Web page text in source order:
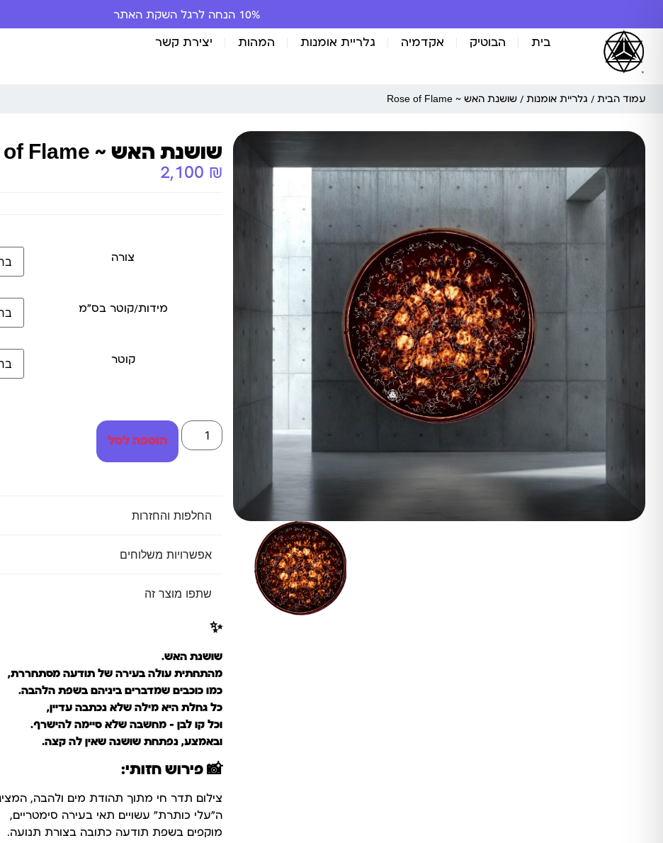
10% הנחה לרגל השקת האתר
בית הבוטיק אקדמיה גלריית אומנות המהות יצירת קשר
עמוד הבית / גלריית אומנות / שושנת האש ~ Rose of Flame
שושנת האש ~ Rose of Flame
2,100 ₪
צורה
מידות/קוטר בס״מ
קוטר
הוספה לסל
החלפות והחזרות
אפשרויות משלוחים
שתפו מוצר זה
✨
שושנת האש.
מהתחתית עולה בעירה של תודעה מסתחררת,
כמו כוכבים שמדברים ביניהם בשפת הלהבה.
כל גחלת היא מילה שלא נכתבה עדיין,
וכל קו לבן – מחשבה שלא סיימה להישרף.
ובאמצע, נפתחת שושנה שאין לה קצה.
📸פירוש חזותי:
צילום תדר חי מתוך תהודת מים ולהבה,
ה"עלי כותרת" עשויים תאי בעירה סימטריים,
מוקפים בשפת תודעה כתובה בצורת תנועה.